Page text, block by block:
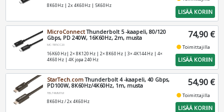
8K60Hz | 2x 4K60Hz | 5K60Hz
LISÄÄ KORIIN
MicroConnectThunderbolt 5 -kaapeli, 80/120
Gbps, PD 240W, 16K60Hz, 2m, musta
MC-TB5CC20
16K60 Hz| 2× 8K120 Hz | 2× 8K60 Hz | 3× 4K144 Hz | 4×
4K60 Hz | 4K jopa 240 Hz
74,90 €
fiber_manual_recordToimittajilla
LISÄÄ KORIIN
StarTech.comThunderbolt 4 -kaapeli, 40 Gbps,
PD100W, 8K60Hz/4K60Hz, 1m, musta
TBLT4MM1M
8K60Hz / 2x 4K60Hz
54,90 €
fiber_manual_recordToimittajilla
LISÄÄ KORIIN